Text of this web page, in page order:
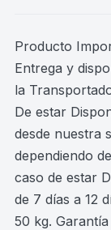
Producto
Entrega y
la
De estar
desde nuestra
dependiendo
caso de estar
de 7 días a 12
50 kg.